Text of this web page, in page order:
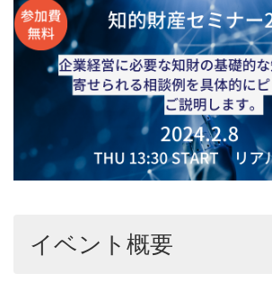
イベント概要